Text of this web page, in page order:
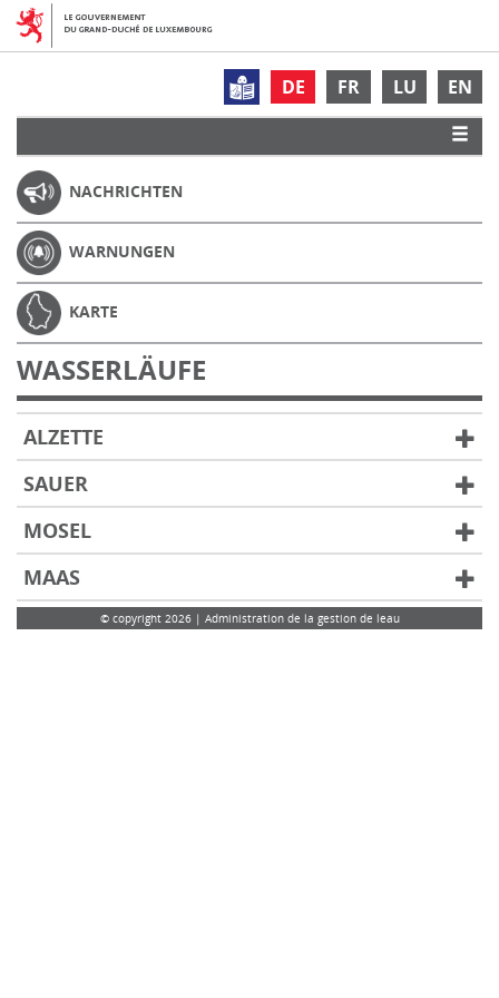
DE FR LU EN
NACHRICHTEN
WARNUNGEN
KARTE
WASSERLÄUFE
ALZETTE
SAUER
MOSEL
MAAS
© copyright 2026 | Administration de la gestion de leau